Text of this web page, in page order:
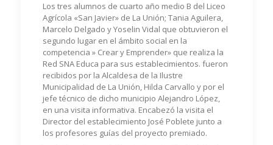
Los tres alumnos de cuarto año medio B del Liceo
Agrícola «San Javier» de La Unión; Tania Aguilera,
Marcelo Delgado y Yoselin Vidal que obtuvieron el
segundo lugar en el ámbito social en la
competencia » Crear y Emprender» que realiza la
Red SNA Educa para sus establecimientos. fueron
recibidos por la Alcaldesa de la Ilustre
Municipalidad de La Unión, Hilda Carvallo y por el
jefe técnico de dicho municipio Alejandro López,
en una visita informativa. Encabezó la visita el
Director del establecimiento José Poblete junto a
los profesores guías del proyecto premiado.